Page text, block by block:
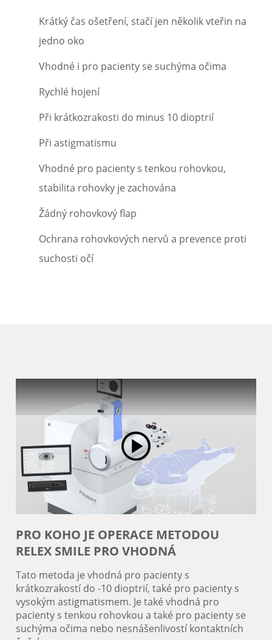
Krátký čas ošetření, stačí jen několik vteřin na
jedno oko
Vhodné i pro pacienty se suchýma očima
Rychlé hojení
Při krátkozrakosti do minus 10 dioptrií
Při astigmatismu
Vhodné pro pacienty s tenkou rohovkou,
stabilita rohovky je zachována
Žádný rohovkový flap
Ochrana rohovkových nervů a prevence proti
suchosti očí
Play Video
PRO KOHO JE OPERACE METODOU
RELEX SMILE PRO VHODNÁ
Tato metoda je vhodná pro pacienty s
krátkozrakostí do -10 dioptrií, také pro pacienty s
vysokým astigmatismem. Je také vhodná pro
pacienty s tenkou rohovkou a také pro pacienty se
suchýma očima nebo nesnášenlivostí kontaktních